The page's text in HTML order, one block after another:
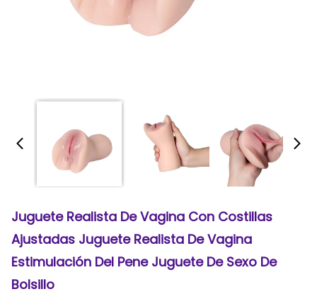
Juguete Realista De Vagina Con Costillas
Ajustadas Juguete Realista De Vagina
Estimulación Del Pene Juguete De Sexo De
Bolsillo